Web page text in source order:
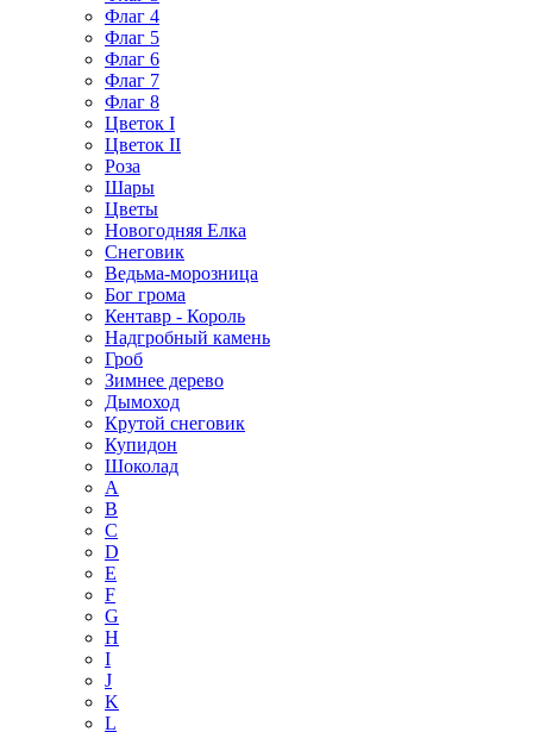
Флаг 4
Флаг 5
Флаг 6
Флаг 7
Флаг 8
Цветок I
Цветок II
Роза
Шары
Цветы
Новогодняя Елка
Снеговик
Ведьма-морозница
Бог грома
Кентавр - Король
Надгробный камень
Гроб
Зимнее дерево
Дымоход
Крутой снеговик
Купидон
Шоколад
A
B
C
D
E
F
G
H
I
J
K
L